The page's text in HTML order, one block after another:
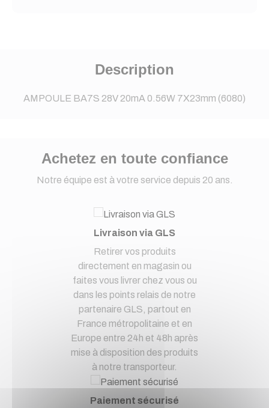
Description
AMPOULE BA7S 28V 20mA 0.56W 7X23mm (6080)
Achetez en toute confiance
Notre équipe est à votre service depuis 20 ans.
Livraison via GLS
Retirer vos produits
directement en magasin ou
faites vous livrer chez vous ou
dans les points relais de notre
partenaire GLS, partout en
France métropolitaine et en
Europe entre 24h et 48h après
mise à disposition des produits
à notre transporteur.
Paiement sécurisé